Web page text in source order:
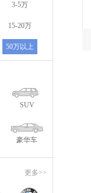
3-5万
15-20万
50万以上
SUV
豪华车
更多>>